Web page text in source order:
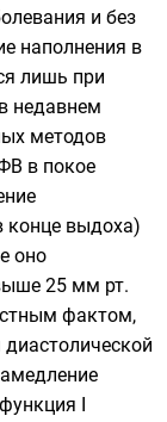
и без
наполнения в
лишь при
недавнем
методов
в покое
конце выдоха)
оно
25 мм рт.
фактом,
I